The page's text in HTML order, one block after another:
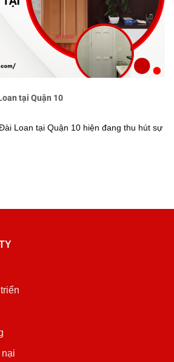
tại Quận 10
Loan tại Quận 10 hiện đang thu hút sự